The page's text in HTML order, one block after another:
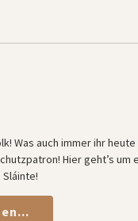
Was auch immer ihr
Hier geht’s